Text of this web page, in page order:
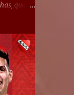
que se
soy un
lo estoy
llegué a
y
la forma